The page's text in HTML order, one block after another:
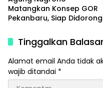
Matangkan Konsep GOR
Pekanbaru, Siap Didorong
Tinggalkan
Alamat email Anda tidak
wajib ditandai *